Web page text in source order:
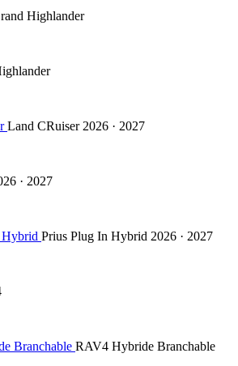
Highlander
Land CRuiser 2026 · 2027
· 2027
Prius Plug In Hybrid 2026 · 2027
RAV4 Hybride Branchable